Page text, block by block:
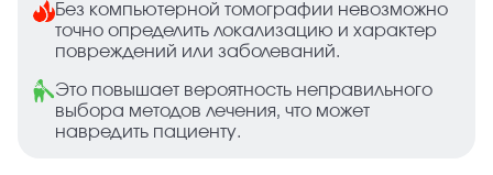
Без компьютерной томографии невозможно
точно определить локализацию и характер
повреждений или заболеваний.
Это повышает вероятность неправильного
выбора методов лечения, что может
навредить пациенту.